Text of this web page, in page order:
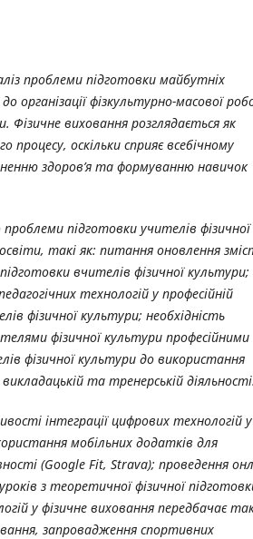
проблеми підготовки майбутніх
організації фізкультурно-масової
Фізичне виховання розглядається як
процесу, оскільки сприяє всебічному
здоров’я та формуванню навичок
проблеми підготовки учителів фізичної
такі як: питання оновлення
вчителів фізичної культури;
технологій у професійній
фізичної культури; необхідність
фізичної культури професійними
фізичної культури до використання
та тренерській діяльності.
інтеграції цифрових технологій у
мобільних додатків для
(Google Fit, Strava); проведення
з теоретичної фізичної
у фізичне виховання передбачає
запровадження спортивних